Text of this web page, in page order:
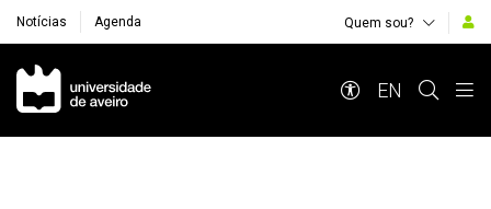
Notícias Agenda Quem sou?
Navegação Principal
EN